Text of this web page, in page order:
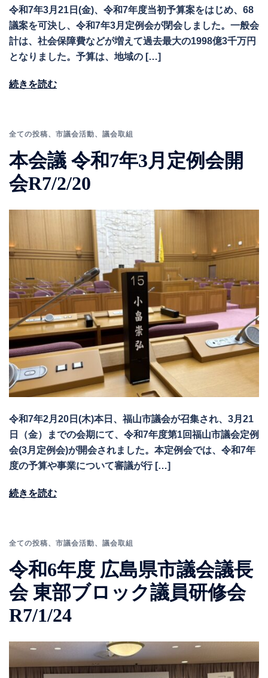
令和7年3月21日(金)、令和7年度当初予算案をはじめ、68
議案を可決し、令和7年3月定例会が閉会しました。一般会
計は、社会保障費などが増えて過去最大の1998億3千万円
となりました。予算は、 地域の […]
続きを読む
全ての投稿、 市議会活動、 議会取組
本会議 令和7年3月定例会開
会R7/2/20
令和7年2月20日(木)本日、福山市議会が召集され、3月21
日（金）までの会期にて、令和7年度第1回福山市議会定例
会(3月定例会)が開会されました。本定例会では、令和7年
度の予算や事業について審議が行 […]
続きを読む
全ての投稿、 市議会活動、 議会取組
令和6年度 広島県市議会議長
会 東部ブロック議員研修会
R7/1/24